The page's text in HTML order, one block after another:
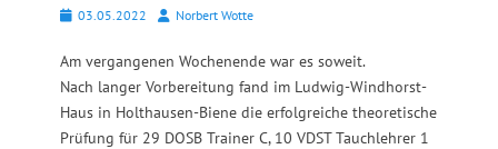
Posted03.05.2022 AutorNorbert Wotte
Am vergangenen Wochenende war es soweit.
Nach langer Vorbereitung fand im Ludwig-Windhorst-
Haus in Holthausen-Biene die erfolgreiche theoretische
Prüfung für 29 DOSB Trainer C, 10 VDST Tauchlehrer 1